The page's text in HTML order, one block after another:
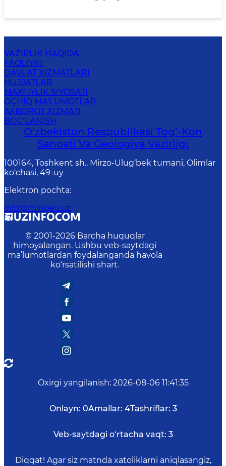
VAZIRLIK HAQIDA
FAOLIYAT
DAVLAT XIZMATLARI
HUJJATLAR
MAXFIYLIK SIYOSATI
OCHIQ MA'LUMOTLAR
AXBOROT XIZMATI
BOG‘LANISH
O‘zbekiston Respublikasi Tog‘-Kon
Sanoati Va Geologiya Vazirligi
100164, Toshkent sh., Mirzo-Ulug‘bek tumani, Olimlar
ko‘chasi, 49-uy
Elektron pochta:
info@mingeo.uz
© 2001-2026 Barcha huquqlar
himoyalangan. Ushbu veb-saytdagi
ma’lumotlardan foydalanganda havola
ko‘rsatilishi shart.
Oxirgi yangilanish: 2026-08-06 11:41:35
Onlayn: 0Amallar: 4Tashriflar: 3
Veb-saytdagi o‘rtacha vaqt: 3
Diqqat! Agar siz matnda xatoliklarni aniqlasangiz,